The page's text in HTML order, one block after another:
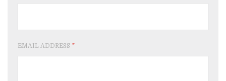
EMAIL ADDRESS *